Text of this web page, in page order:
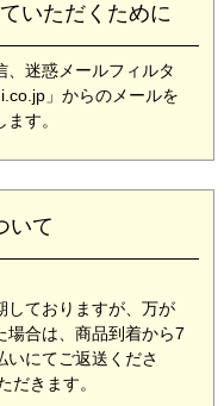
いただくために
迷惑メールフィルタ
」からのメールを
す。
いて
しておりますが、万が
場合は、商品到着から7
いにてご返送くださ
だきます。